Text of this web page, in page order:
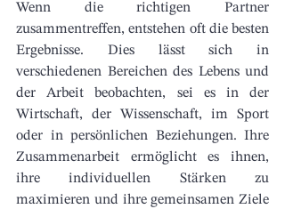
Wenn die richtigen Partner
zusammentreffen, entstehen oft die besten
Ergebnisse. Dies lässt sich in
verschiedenen Bereichen des Lebens und
der Arbeit beobachten, sei es in der
Wirtschaft, der Wissenschaft, im Sport
oder in persönlichen Beziehungen. Ihre
Zusammenarbeit ermöglicht es ihnen,
ihre individuellen Stärken zu
maximieren und ihre gemeinsamen Ziele